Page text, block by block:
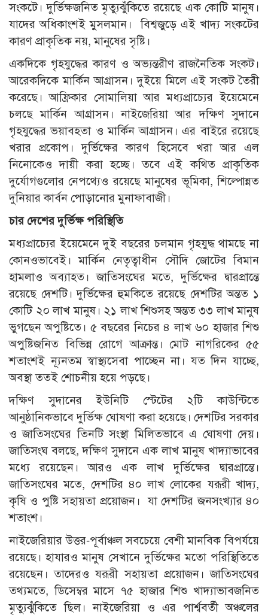
সংকটে। দুর্ভিক্ষজনিত মৃত্যুঝুঁকিতে রয়েছে এক কোটি মানুষ।
যাদের অধিকাংশই মুসলমান। বিশ্বজুড়ে এই খাদ্য সংকটের
কারণ প্রাকৃতিক নয়, মানুষের সৃষ্টি।
একদিকে গৃহযুদ্ধের কারণ ও অভ্যন্তরীণ রাজনৈতিক সংকট।
আরেকদিকে মার্কিন আগ্রাসন। দুইয়ে মিলে এই সংকট তৈরী
করেছে। আফ্রিকার সোমালিয়া আর মধ্যপ্রাচ্যের ইয়েমেনে
চলছে মার্কিন আগ্রাসন। নাইজেরিয়া আর দক্ষিণ সুদানে
গৃহযুদ্ধের ভয়াবহতা ও মার্কিন আগ্রাসন। এর বাইরে রয়েছে
খরার প্রকোপ। দুর্ভিক্ষের কারণ হিসেবে খরা আর এল
নিনোকেও দায়ী করা হচ্ছে। তবে এই কথিত প্রাকৃতিক
দুর্যোগগুলোর নেপথ্যেও রয়েছে মানুষের ভূমিকা, শিল্পোন্নত
দুনিয়ার কার্বন পোড়ানোর মুনাফাবাজী।
চার দেশের দুর্ভিক্ষ পরিস্থিতি
মধ্যপ্রাচ্যের ইয়েমেনে দুই বছরের চলমান গৃহযুদ্ধ থামছে না
কোনওভাবেই। মার্কিন নেতৃত্বাধীন সৌদি জোটের বিমান
হামলাও অব্যাহত। জাতিসংঘের মতে, দুর্ভিক্ষের দ্বারপ্রান্তে
রয়েছে দেশটি। দুর্ভিক্ষের হুমকিতে রয়েছে দেশটির অন্তত ১
কোটি ২০ লাখ মানুষ। ২১ লাখ শিশুসহ অন্তত ৩৩ লাখ মানুষ
ভুগছেন অপুষ্টিতে। ৫ বছরের নিচের ৪ লাখ ৬০ হাজার শিশু
অপুষ্টিজনিত বিভিন্ন রোগে আক্রান্ত। মোট নাগরিকের ৫৫
শতাংশই ন্যূনতম স্বাস্থ্যসেবা পাচ্ছেন না। যত দিন যাচ্ছে,
অবস্থা ততই শোচনীয় হয়ে পড়ছে।
দক্ষিণ সুদানের ইউনিটি স্টেটের ২টি কাউন্টিতে
আনুষ্ঠানিকভাবে দুর্ভিক্ষ ঘোষণা করা হয়েছে। দেশটির সরকার
ও জাতিসংঘের তিনটি সংস্থা মিলিতভাবে এ ঘোষণা দেয়।
জাতিসংঘ বলছে, দক্ষিণ সুদানে এক লাখ মানুষ খাদ্যাভাবের
মধ্যে রয়েছেন। আরও এক লাখ দুর্ভিক্ষের দ্বারপ্রান্তে।
জাতিসংঘের মতে, দেশটির ৪০ লাখ লোকের যরূরী খাদ্য,
কৃষি ও পুষ্টি সহায়তা প্রয়োজন। যা দেশটির জনসংখ্যার ৪০
শতাংশ।
নাইজেরিয়ার উত্তর-পূর্বাঞ্চল সবচেয়ে বেশী মানবিক বিপর্যয়ে
রয়েছে। হাযারও মানুষ সেখানে দুর্ভিক্ষের মতো পরিস্থিতিতে
রয়েছেন। তাদেরও যরূরী সহায়তা প্রয়োজন। জাতিসংঘের
তথ্যমতে, ডিসেম্বর মাসে ৭৫ হাজার শিশু খাদ্যাভাবজনিত
মৃত্যুঝুঁকিতে ছিল। নাইজেরিয়া ও এর পার্শ্ববর্তী অঞ্চলের